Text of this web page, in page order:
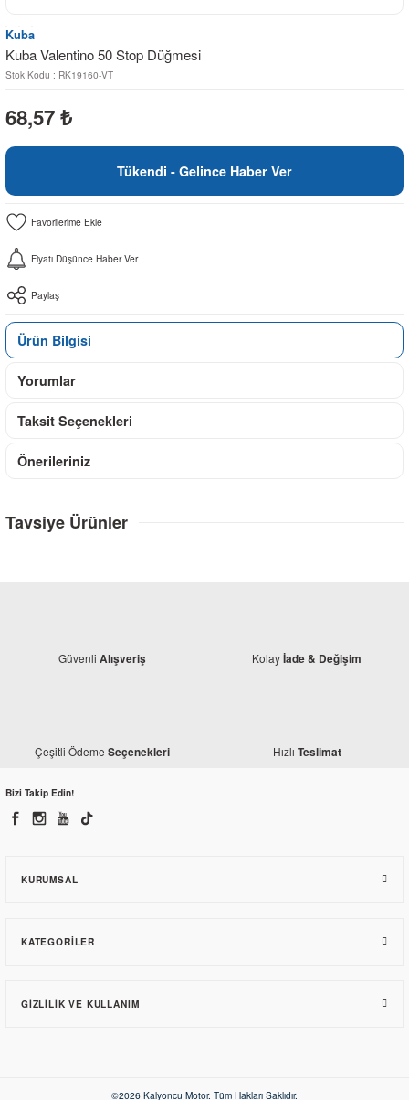
Kuba
Kuba Valentino 50 Stop Düğmesi
Stok Kodu : RK19160-VT
68,57 ₺
Tükendi - Gelince Haber Ver
Fiyatı Düşünce Haber Ver
Paylaş
Ürün Bilgisi
Yorumlar
Taksit Seçenekleri
Önerileriniz
Tavsiye Ürünler
170,78 TL
Güvenli Alışveriş Kolayİade & Değişim
Çeşitli Ödeme Seçenekleri Hızlı Teslimat
Bizi Takip Edin!
KURUMSAL
KATEGORILER
GIZLILIK VE KULLANIM
©2026 Kalyoncu Motor. Tüm Hakları Saklıdır.